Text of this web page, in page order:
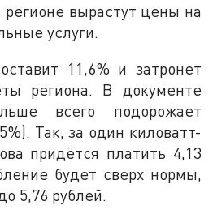
вырастут цены на
услуги.
11,6% и затронет
региона. В документе
всего подорожает
Так, за один киловатт-
придётся платить 4,13
будет сверх нормы,
5,76 рублей.